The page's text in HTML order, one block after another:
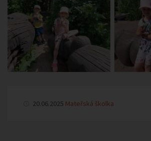
20.06.2025 Mateřská školka